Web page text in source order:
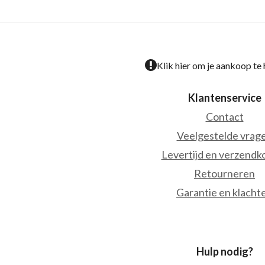
Klik hier om je aankoop te
Klantenservice
Contact
Veelgestelde
Levertijd en
Retourneren
Garantie en
Hulp nodig?